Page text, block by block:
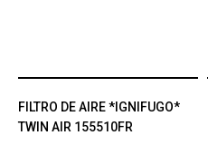
FILTRO DE AIRE *IGNIFUGO*
TWIN AIR 155510FR